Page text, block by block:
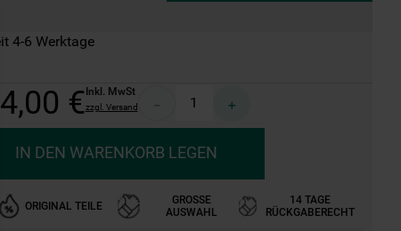
4-6 Werktage
,00 €Inkl. MwSt
zzgl. Versand ＋
IN DEN WARENKORB LEGEN
ORIGINAL TEILE
GROSSE A
USWAHL
14 TAGE
RÜCKGABERECHT